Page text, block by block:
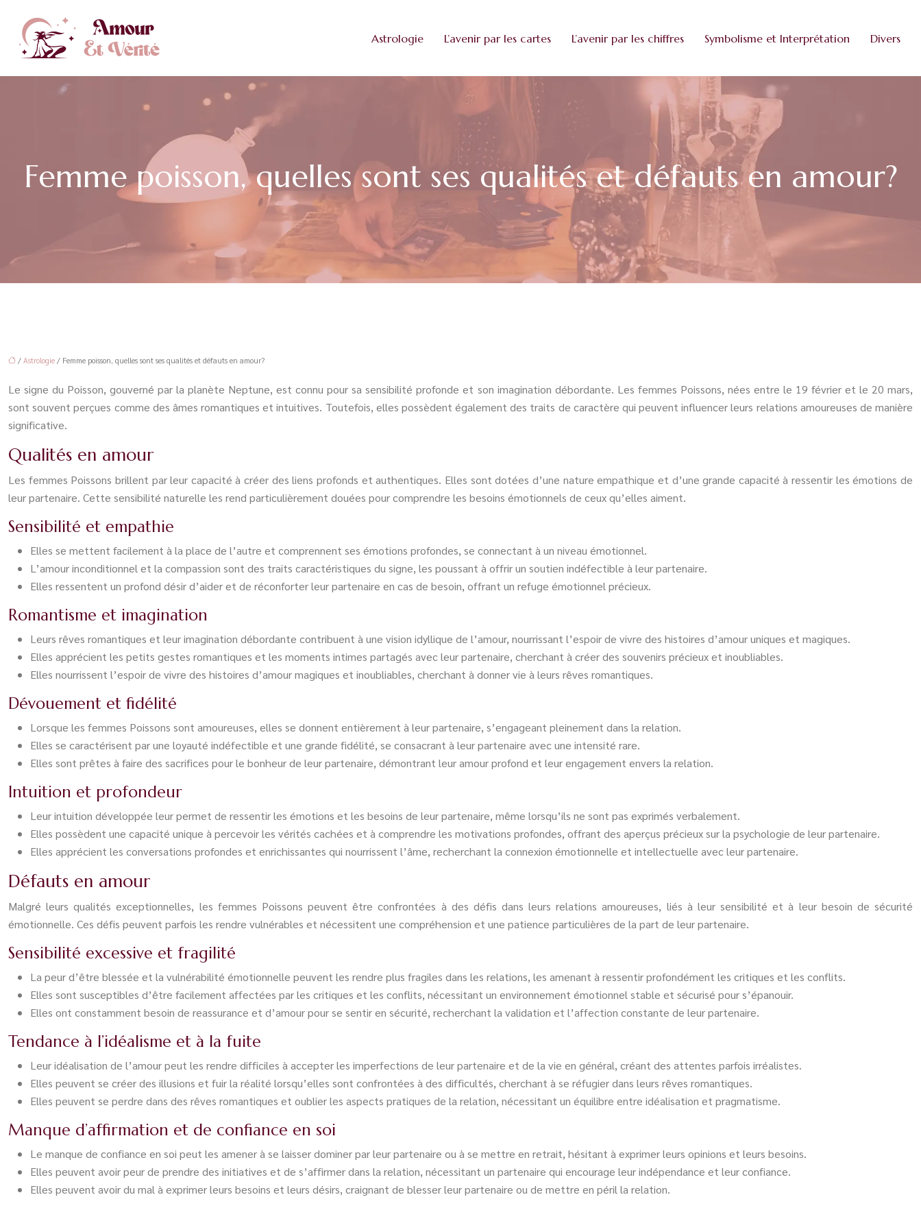
Astrologie L’avenir par les cartes L’avenir par les chiffres Symbolisme et Interprétation Divers
Femme poisson, quelles sont ses qualités et défauts en amour?
/ Astrologie / Femme poisson, quelles sont ses qualités et défauts en amour?
Le signe du Poisson, gouverné par la planète Neptune, est connu pour sa sensibilité profonde et son imagination débordante. Les femmes Poissons, nées entre le 19 février et le 20 mars,
sont souvent perçues comme des âmes romantiques et intuitives. Toutefois, elles possèdent également des traits de caractère qui peuvent influencer leurs relations amoureuses de manière
significative.
Qualités en amour
Les femmes Poissons brillent par leur capacité à créer des liens profonds et authentiques. Elles sont dotées d’une nature empathique et d’une grande capacité à ressentir les émotions de
leur partenaire. Cette sensibilité naturelle les rend particulièrement douées pour comprendre les besoins émotionnels de ceux qu’elles aiment.
Sensibilité et empathie
Elles se mettent facilement à la place de l’autre et comprennent ses émotions profondes, se connectant à un niveau émotionnel.
L’amour inconditionnel et la compassion sont des traits caractéristiques du signe, les poussant à offrir un soutien indéfectible à leur partenaire.
Elles ressentent un profond désir d’aider et de réconforter leur partenaire en cas de besoin, offrant un refuge émotionnel précieux.
Romantisme et imagination
Leurs rêves romantiques et leur imagination débordante contribuent à une vision idyllique de l’amour, nourrissant l’espoir de vivre des histoires d’amour uniques et magiques.
Elles apprécient les petits gestes romantiques et les moments intimes partagés avec leur partenaire, cherchant à créer des souvenirs précieux et inoubliables.
Elles nourrissent l’espoir de vivre des histoires d’amour magiques et inoubliables, cherchant à donner vie à leurs rêves romantiques.
Dévouement et fidélité
Lorsque les femmes Poissons sont amoureuses, elles se donnent entièrement à leur partenaire, s’engageant pleinement dans la relation.
Elles se caractérisent par une loyauté indéfectible et une grande fidélité, se consacrant à leur partenaire avec une intensité rare.
Elles sont prêtes à faire des sacrifices pour le bonheur de leur partenaire, démontrant leur amour profond et leur engagement envers la relation.
Intuition et profondeur
Leur intuition développée leur permet de ressentir les émotions et les besoins de leur partenaire, même lorsqu’ils ne sont pas exprimés verbalement.
Elles possèdent une capacité unique à percevoir les vérités cachées et à comprendre les motivations profondes, offrant des aperçus précieux sur la psychologie de leur partenaire.
Elles apprécient les conversations profondes et enrichissantes qui nourrissent l’âme, recherchant la connexion émotionnelle et intellectuelle avec leur partenaire.
Défauts en amour
Malgré leurs qualités exceptionnelles, les femmes Poissons peuvent être confrontées à des défis dans leurs relations amoureuses, liés à leur sensibilité et à leur besoin de sécurité
émotionnelle. Ces défis peuvent parfois les rendre vulnérables et nécessitent une compréhension et une patience particulières de la part de leur partenaire.
Sensibilité excessive et fragilité
La peur d’être blessée et la vulnérabilité émotionnelle peuvent les rendre plus fragiles dans les relations, les amenant à ressentir profondément les critiques et les conflits.
Elles sont susceptibles d’être facilement affectées par les critiques et les conflits, nécessitant un environnement émotionnel stable et sécurisé pour s’épanouir.
Elles ont constamment besoin de reassurance et d’amour pour se sentir en sécurité, recherchant la validation et l’affection constante de leur partenaire.
Tendance à l’idéalisme et à la fuite
Leur idéalisation de l’amour peut les rendre difficiles à accepter les imperfections de leur partenaire et de la vie en général, créant des attentes parfois irréalistes.
Elles peuvent se créer des illusions et fuir la réalité lorsqu’elles sont confrontées à des difficultés, cherchant à se réfugier dans leurs rêves romantiques.
Elles peuvent se perdre dans des rêves romantiques et oublier les aspects pratiques de la relation, nécessitant un équilibre entre idéalisation et pragmatisme.
Manque d’affirmation et de confiance en soi
Le manque de confiance en soi peut les amener à se laisser dominer par leur partenaire ou à se mettre en retrait, hésitant à exprimer leurs opinions et leurs besoins.
Elles peuvent avoir peur de prendre des initiatives et de s’affirmer dans la relation, nécessitant un partenaire qui encourage leur indépendance et leur confiance.
Elles peuvent avoir du mal à exprimer leurs besoins et leurs désirs, craignant de blesser leur partenaire ou de mettre en péril la relation.